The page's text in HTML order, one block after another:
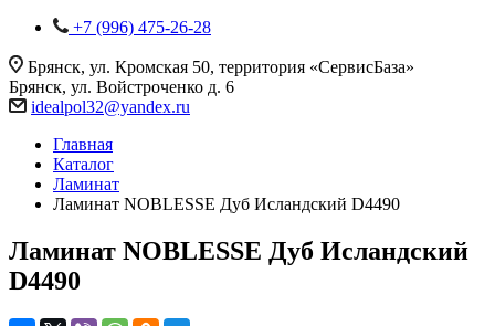
+7 (996) 475-26-28
Брянск, ул. Кромская 50, территория «СервисБаза»
Брянск, ул. Войстроченко д. 6
idealpol32@yandex.ru
Главная
Каталог
Ламинат
Ламинат NOBLESSE Дуб Исландский D4490
Ламинат NOBLESSE Дуб Исландский
D4490